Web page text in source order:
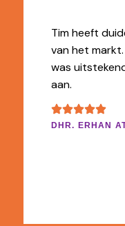
Tim heeft
van het
was
aan.
DHR. ERHAN